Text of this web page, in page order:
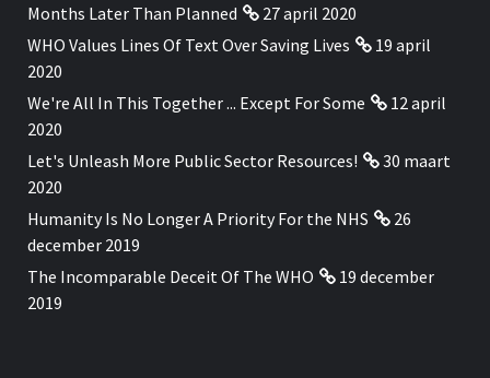
Months Later Than Planned
27 april 2020
WHO Values Lines Of Text Over Saving Lives
19 april
2020
We're All In This Together ... Except For Some
12 april
2020
Let's Unleash More Public Sector Resources!
30 maart
2020
Humanity Is No Longer A Priority For the NHS
26
december 2019
The Incomparable Deceit Of The WHO
19 december
2019